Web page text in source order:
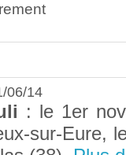
06/14
: le 1er
sur-Eure,